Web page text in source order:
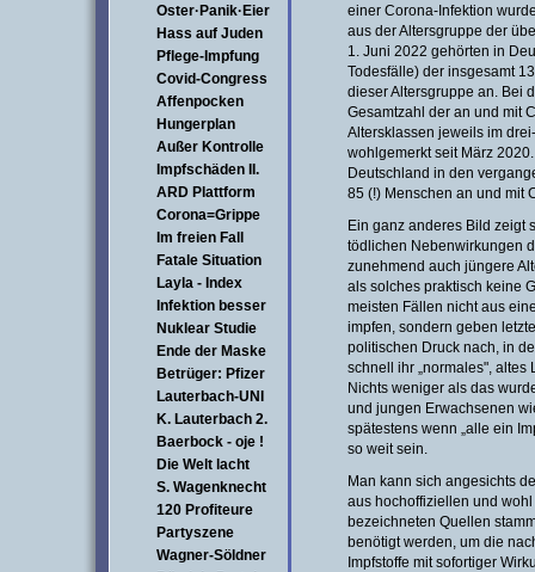
Oster·Panik·Eier
Hass auf Juden
Pflege-Impfung
Covid-Congress
Affenpocken
Hungerplan
Außer Kontrolle
Impfschäden II.
ARD Plattform
Corona=Grippe
Im freien Fall
Fatale Situation
Layla - Index
Infektion besser
Nuklear Studie
Ende der Maske
Betrüger: Pfizer
Lauterbach-UNI
K. Lauterbach 2.
Baerbock - oje !
Die Welt lacht
S. Wagenknecht
120 Profiteure
Partyszene
Wagner-Söldner
einer Corona-Infektion
aus der Altersgruppe der
1. Juni 2022 gehörten in
Todesfälle) der insgesamt
dieser Altersgruppe an. Bei
Gesamtzahl der an und mit
Altersklassen jeweils im
wohlgemerkt seit März
Deutschland in den
85 (!) Menschen an und mit
Ein ganz anderes Bild zeigt
tödlichen Nebenwirkungen
zunehmend auch jüngere
als solches praktisch keine
meisten Fällen nicht aus
impfen, sondern geben
politischen Druck nach, in
schnell ihr „normales",
Nichts weniger als das
und jungen Erwachsenen
spätestens wenn „alle ein
so weit sein.
Man kann sich angesichts
aus hochoffiziellen und
bezeichneten Quellen
benötigt werden, um die
Impfstoffe mit sofortiger